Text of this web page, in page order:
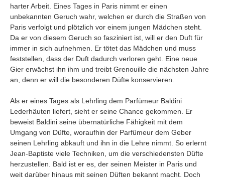
harter Arbeit. Eines Tages in Paris nimmt er einen
unbekannten Geruch wahr, welchen er durch die Straßen von
Paris verfolgt und plötzlich vor einem jungen Mädchen steht.
Da er von diesem Geruch so fasziniert ist, will er den Duft für
immer in sich aufnehmen. Er tötet das Mädchen und muss
feststellen, dass der Duft dadurch verloren geht. Eine neue
Gier erwächst ihn ihm und treibt Grenouille die nächsten Jahre
an, denn er will die besonderen Düfte konservieren.
Als er eines Tages als Lehrling dem Parfümeur Baldini
Lederhäuten liefert, sieht er seine Chance gekommen. Er
beweist Baldini seine übernatürliche Fähigkeit mit dem
Umgang von Düfte, woraufhin der Parfümeur dem Geber
seinen Lehrling abkauft und ihn in die Lehre nimmt. So erlernt
Jean-Baptiste viele Techniken, um die verschiedensten Düfte
herzustellen. Bald ist er es, der seinen Meister in Paris und
weit darüber hinaus mit seinen Düften bekannt macht. Doch